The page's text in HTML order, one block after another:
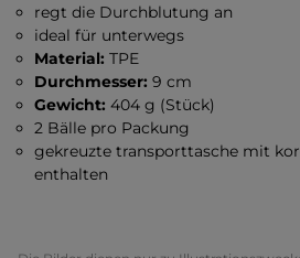
regt die Durchblutung an
ideal für unterwegs
Material: TPE
Durchmesser: 9 cm
Gewicht: 404 g (Stück)
2 Bälle pro Packung
gekreuzte transporttasche mit
enthalten